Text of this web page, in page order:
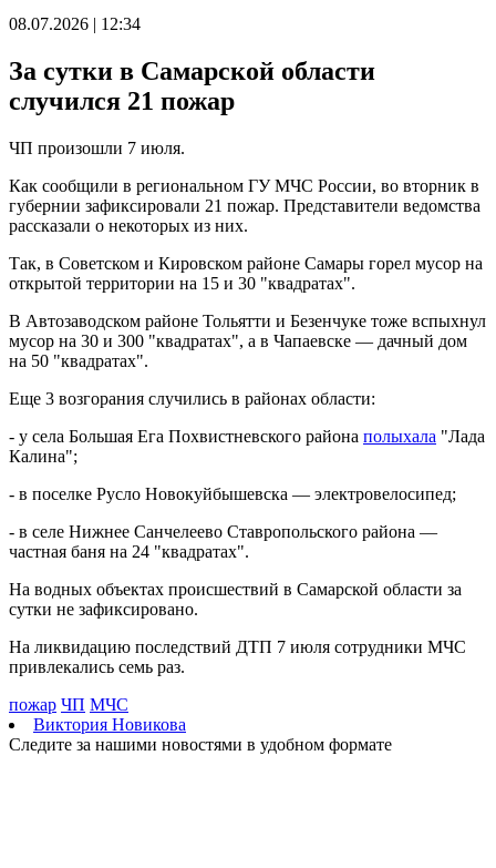
рублей из-за аферистов
Вернут деньги: мошенники обманули пенсионерку из Самары
на 950 тысяч рублей
09.08.2026 | 16:38
09.08.2026 | 15:35
адресов
09.08.2026 | 15:31
Нападающий КС рассказал об игре команды с новым
09.08.2026 | 15:05
Вратарь Гудиев рассказал о тактике "Акрона" на матч с
09.08.2026 | 14:25
В Красноглинском районе Самары водитель легковушки сбил
ребенка
В России могут отменить ЕГЭ с 2027 года
09.08.2026 | 12:35
На Самарскую область 9 августа обрушатся гроза, ливень и
град
09.08.2026 | 12:12
В Самаре открыли обновленный стадион филиала ЦСКА
09.08.2026 | 11:49
В самарском парке Гагарина отметили День физкультурника
В похвистневском парке "Юбилейный" появилась новая
спортплощадка
Самарца отправили в колонию за похищение телефона и
денег с карты
В Тольятти спасли подростков на сапборде, которых унесло от
берега
09.08.2026 | 10:56
08.07.2026 | 12:34
За сутки в Самарской области
случился 21 пожар
ЧП произошли 7 июля.
Как сообщили в региональном ГУ МЧС России, во вторник в
губернии зафиксировали 21 пожар. Представители ведомства
рассказали о некоторых из них.
Так, в Советском и Кировском районе Самары горел мусор на
открытой территории на 15 и 30 "квадратах".
В Автозаводском районе Тольятти и Безенчуке тоже вспыхнул
мусор на 30 и 300 "квадратах", а в Чапаевске — дачный дом
на 50 "квадратах".
Еще 3 возгорания случились в районах области:
- у села Большая Ега Похвистневского района полыхала "Лада
Калина";
- в поселке Русло Новокуйбышевска — электровелосипед;
- в селе Нижнее Санчелеево Ставропольского района —
частная баня на 24 "квадратах".
На водных объектах происшествий в Самарской области за
сутки не зафиксировано.
На ликвидацию последствий ДТП 7 июля сотрудники МЧС
привлекались семь раз.
пожар ЧП МЧС
Виктория Новикова
Следите за нашими новостями в удобном формате